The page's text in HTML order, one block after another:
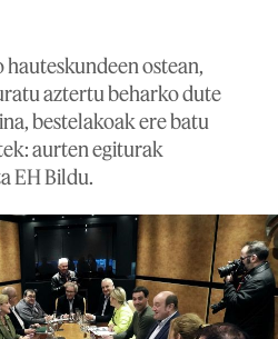
ostean,
aztertu beharko dute
bestelakoak ere batu
aurten egiturak
EH Bildu.